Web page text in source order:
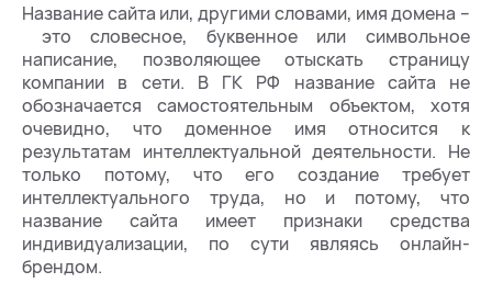
Название сайта или, другими словами, имя домена –
это словесное, буквенное или символьное
написание, позволяющее отыскать страницу
компании в сети. В ГК РФ название сайта не
обозначается самостоятельным объектом, хотя
очевидно, что доменное имя относится к
результатам интеллектуальной деятельности. Не
только потому, что его создание требует
интеллектуального труда, но и потому, что
название сайта имеет признаки средства
индивидуализации, по сути являясь онлайн-
брендом.